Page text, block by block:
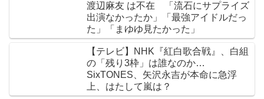
渡辺麻友 は不在 「流石にサプライズ
出演なかったか」「最強アイドルだっ
た」「まゆゆ見たかった」
【テレビ】NHK『紅白歌合戦』、白組
の「残り3枠」は誰なのか…
SixTONES、矢沢永吉が本命に急浮
上、はたして嵐は？